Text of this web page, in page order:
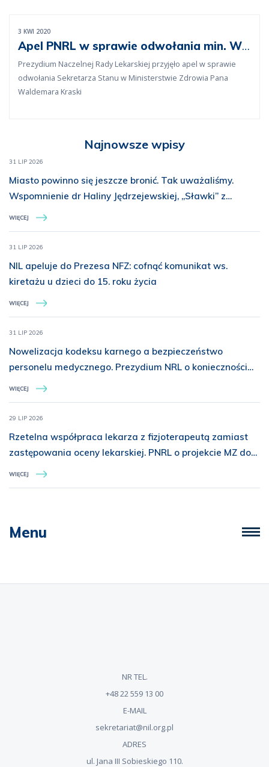
Najnowsze wpisy
31 LIP 2026
Miasto powinno się jeszcze bronić. Tak uważaliśmy.
Wspomnienie dr Haliny Jędrzejewskiej, „Sławki” z
Batalionu „Miotła”
WIĘCEJ
31 LIP 2026
NIL apeluje do Prezesa NFZ: cofnąć komunikat ws.
kiretażu u dzieci do 15. roku życia
WIĘCEJ
31 LIP 2026
Nowelizacja kodeksu karnego a bezpieczeństwo
personelu medycznego. Prezydium NRL o konieczności
rozszerzenia ochrony prawnej
WIĘCEJ
29 LIP 2026
Rzetelna współpraca lekarza z fizjoterapeutą zamiast
zastępowania oceny lekarskiej. PNRL o projekcie MZ dot.
świadczeń z zakresu rehabilitacji medycznej
WIĘCEJ
Menu
3 KWI 2020
Apel PNRL w sprawie odwołania min. W.
Kraski
Prezydium Naczelnej Rady Lekarskiej przyjęło apel w sprawie
odwołania Sekretarza Stanu w Ministerstwie Zdrowia Pana
Waldemara Kraski
NR TEL.
+48 22 559 13 00
E-MAIL
sekretariat@nil.org.pl
ADRES
ul. Jana III Sobieskiego 110.